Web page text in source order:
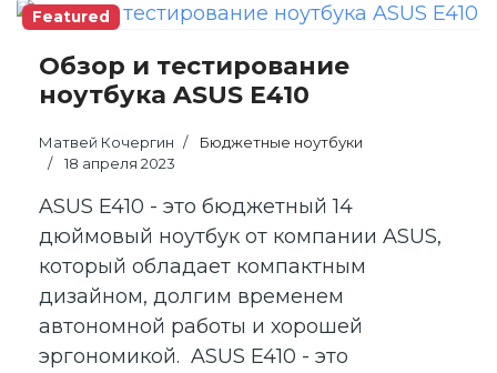
Featured
Обзор и тестирование
ноутбука ASUS E410
Матвей Кочергин
Бюджетные ноутбуки
18 апреля 2023
ASUS E410 - это бюджетный 14
дюймовый ноутбук от компании ASUS,
который обладает компактным
дизайном, долгим временем
автономной работы и хорошей
эргономикой. ASUS E410 - это